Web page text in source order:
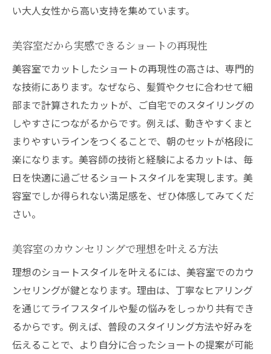
い大人女性から高い支持を集めています。
美容室だから実感できるショートの再現性
美容室でカットしたショートの再現性の高さは、専門的
な技術にあります。なぜなら、髪質やクセに合わせて細
部まで計算されたカットが、ご自宅でのスタイリングの
しやすさにつながるからです。例えば、動きやすくまと
まりやすいラインをつくることで、朝のセットが格段に
楽になります。美容師の技術と経験によるカットは、毎
日を快適に過ごせるショートスタイルを実現します。美
容室でしか得られない満足感を、ぜひ体感してみてくだ
さい。
美容室のカウンセリングで理想を叶える方法
理想のショートスタイルを叶えるには、美容室でのカウ
ンセリングが鍵となります。理由は、丁寧なヒアリング
を通じてライフスタイルや髪の悩みをしっかり共有でき
るからです。例えば、普段のスタイリング方法や好みを
伝えることで、より自分に合ったショートの提案が可能